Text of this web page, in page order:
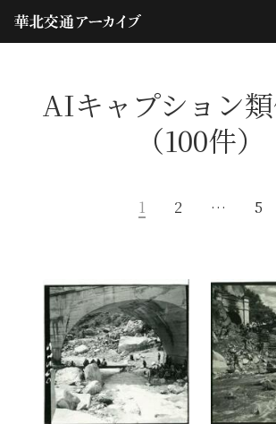
AIキャプション
（100件）
1 2 … 5